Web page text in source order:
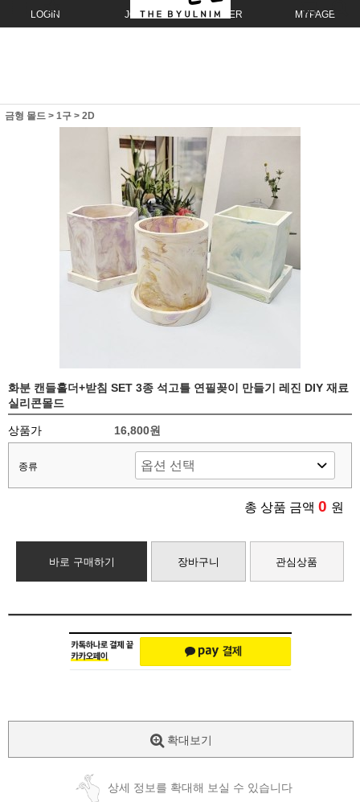
LOGIN JOIN ORDER MYPAGE
금형 몰드 > 1구 > 2D
화분 캔들홀더+받침 SET 3종 석고틀 연필꽂이 만들기 레진 DIY 재료
실리콘몰드
상품가 16,800원
종류
총 상품 금액 0 원
바로 구매하기 장바구니 관심상품
확대보기
상세 정보를 확대해 보실 수 있습니다